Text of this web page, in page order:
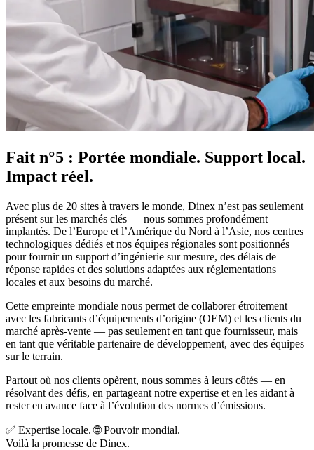
Fait n°5 : Portée mondiale. Support local.
Impact réel.
Avec plus de 20 sites à travers le monde, Dinex n’est pas seulement
présent sur les marchés clés — nous sommes profondément
implantés. De l’Europe et l’Amérique du Nord à l’Asie, nos centres
technologiques dédiés et nos équipes régionales sont positionnés
pour fournir un support d’ingénierie sur mesure, des délais de
réponse rapides et des solutions adaptées aux réglementations
locales et aux besoins du marché.
Cette empreinte mondiale nous permet de collaborer étroitement
avec les fabricants d’équipements d’origine (OEM) et les clients du
marché après-vente — pas seulement en tant que fournisseur, mais
en tant que véritable partenaire de développement, avec des équipes
sur le terrain.
Partout où nos clients opèrent, nous sommes à leurs côtés — en
résolvant des défis, en partageant notre expertise et en les aidant à
rester en avance face à l’évolution des normes d’émissions.
✅ Expertise locale. 🌐 Pouvoir mondial.
Voilà la promesse de Dinex.